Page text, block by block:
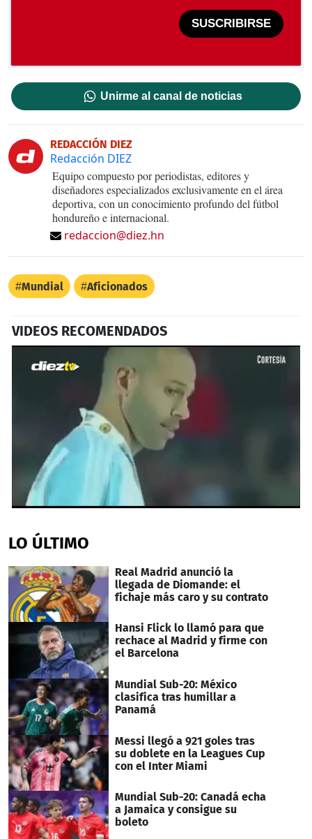
SUSCRIBIRSE
Unirme al canal de noticias
REDACCIÓN DIEZ
Redacción DIEZ
Equipo compuesto por periodistas, editores y
diseñadores especializados exclusivamente en el área
deportiva, con un conocimiento profundo del fútbol
hondureño e internacional.
redaccion@diez.hn
Mundial Aficionados
VIDEOS RECOMENDADOS
of
1
21
seconds
LO ÚLTIMO
Real Madrid anunció la
llegada de Diomande: el
fichaje más caro y su contrato
Hansi Flick lo llamó para que
rechace al Madrid y firme con
el Barcelona
Mundial Sub-20: México
clasifica tras humillar a
Panamá
Messi llegó a 921 goles tras
su doblete en la Leagues Cup
con el Inter Miami
Mundial Sub-20: Canadá echa
a Jamaica y consigue su
boleto